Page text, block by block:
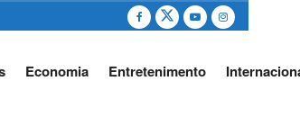
Economia Entretenimento